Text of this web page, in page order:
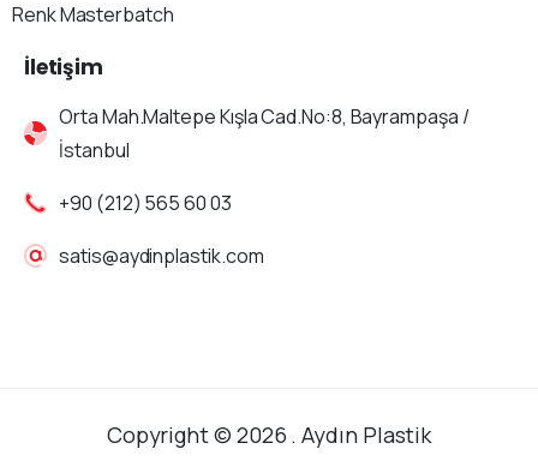
Renk Masterbatch
İletişim
Orta Mah.Maltepe Kışla Cad.No:8, Bayrampaşa /
İstanbul
+90 (212) 565 60 03
satis@aydinplastik.com
Copyright © 2026 . Aydın Plastik